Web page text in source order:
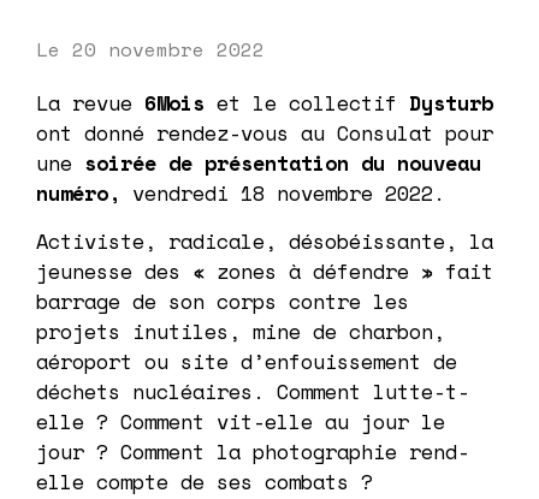
Le 20 novembre 2022
La revue 6Mois et le collectif Dysturb
ont donné rendez-vous au Consulat pour
une soirée de présentation du nouveau
numéro, vendredi 18 novembre 2022.
Activiste, radicale, désobéissante, la
jeunesse des « zones à défendre » fait
barrage de son corps contre les
projets inutiles, mine de charbon,
aéroport ou site d’enfouissement de
déchets nucléaires. Comment lutte-t-
elle ? Comment vit-elle au jour le
jour ? Comment la photographie rend-
elle compte de ses combats ?